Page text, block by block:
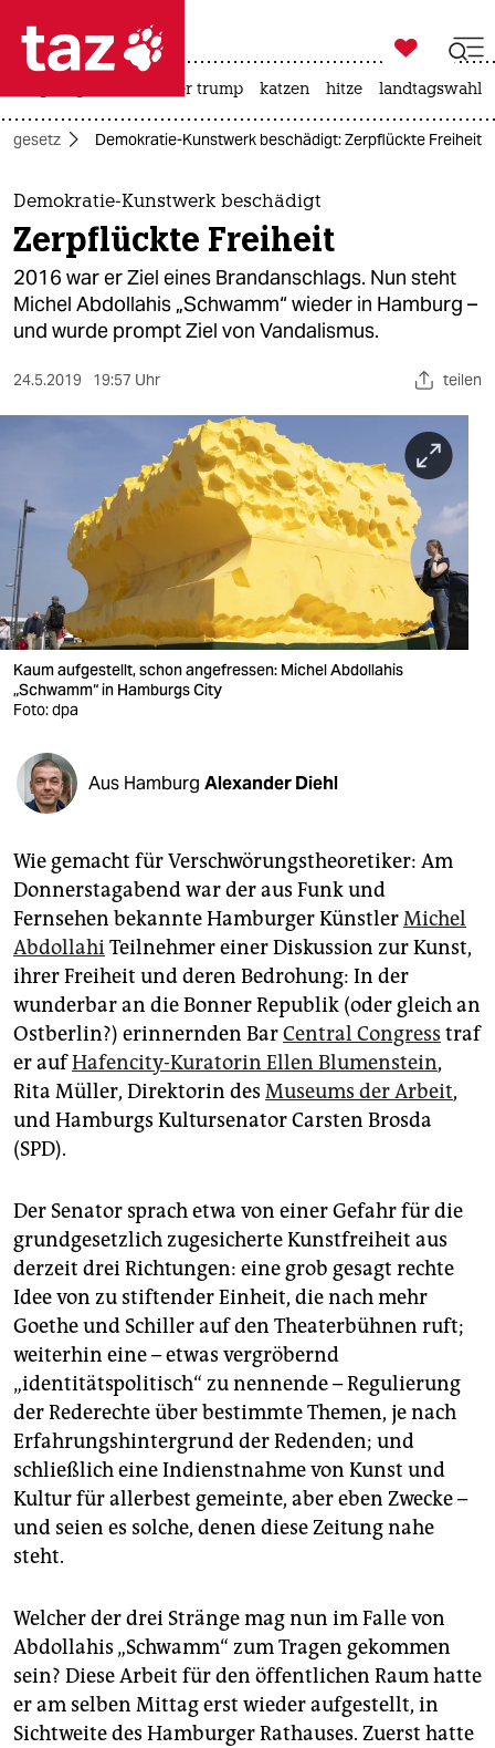
 taz zahl ich
taz zahl ich
themen
politik
öko
gesellschaft
berlin
nord
wahrheit
verlag
verlag
shop
fragen & hilfe
unterstützen
abo
genossenschaft
epaper login

taz zahl ich
usa unter trump katzen hitze landtagswahl
Demokratie-Kunstwerk beschädigt: Zerpflückte Freiheit
Demokratie-Kunstwerk beschädigt
Zerpflückte Freiheit
2016 war er Ziel eines Brandanschlags. Nun steht
Michel Abdollahis „Schwamm“ wieder in Hamburg –
und wurde prompt Ziel von Vandalismus.
24.5.2019 19:57 Uhr teilen
Kaum aufgestellt, schon angefressen: Michel Abdollahis
„Schwamm“ in Hamburgs City
Foto: dpa
Aus Hamburg Alexander Diehl
Wie gemacht für Verschwörungstheoretiker: Am
Donnerstagabend war der aus Funk und
Fernsehen bekannte Hamburger KünstlerMichel
AbdollahiTeilnehmer einer Diskussion zur Kunst,
ihrer Freiheit und deren Bedrohung: In der
wunderbar an die Bonner Republik (oder gleich an
Ostberlin?) erinnernden BarCentral Congress traf
er aufHafencity-Kuratorin Ellen Blumenstein,
Rita Müller, Direktorin des Museums der Arbeit,
und Hamburgs Kultursenator Carsten Brosda
(SPD).
Der Senator sprach etwa von einer Gefahr für die
grundgesetzlich zugesicherte Kunstfreiheit aus
derzeit drei Richtungen: eine grob gesagt rechte
Idee von zu stiftender Einheit, die nach mehr
Goethe und Schiller auf den Theaterbühnen ruft;
weiterhin eine – etwas vergröbernd
„identitätspolitisch“ zu nennende – Regulierung
der Rederechte über bestimmte Themen, je nach
Erfahrungshintergrund der Redenden; und
schließlich eine Indienstnahme von Kunst und
Kultur für allerbest gemeinte, aber eben Zwecke –
und seien es solche, denen diese Zeitung nahe
steht.
Welcher der drei Stränge mag nun im Falle von
Abdollahis „Schwamm“ zum Tragen gekommen
sein? Diese Arbeit für den öffentlichen Raum hatte
er am selben Mittag erst wieder aufgestellt, in
Sichtweite des Hamburger Rathauses. Zuerst hatte